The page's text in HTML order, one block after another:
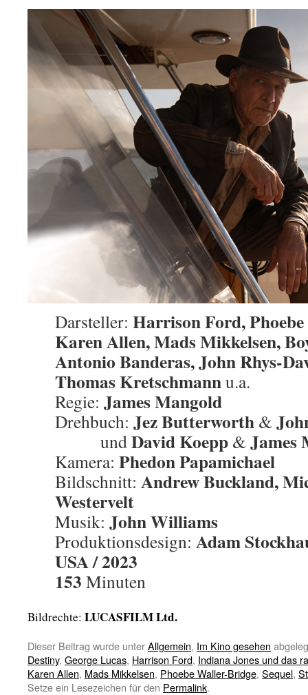
Darsteller: Harrison Ford,
Karen Allen, Mads Mikkelsen,
Antonio Banderas, John Rhys-
Thomas Kretschmannu.a.
Regie: James Mangold
Drehbuch: Jez Butterworth &
undDavid Koepp & James
Kamera: Phedon Papamichael
Bildschnitt: Andrew Buckland,
Westervelt
Musik: John Williams
Produktionsdesign: Adam
USA / 2023
153 Minuten
Bildrechte: LUCASFILM Ltd.
Dieser Beitrag wurde unterAllgemein, Im Kino gesehen
Destiny, George Lucas, Harrison Ford, Indiana Jones und das
Karen Allen, Mads Mikkelsen, Phoebe Waller-Bridge, Sequel,
Setze ein Lesezeichen für den Permalink.